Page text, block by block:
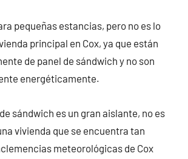
pequeñas estancias, pero no es lo
principal en Cox, ya que están
de panel de sándwich y no son
energéticamente.
sándwich es un gran aislante, no es
vivienda que se encuentra tan
meteorológicas de Cox